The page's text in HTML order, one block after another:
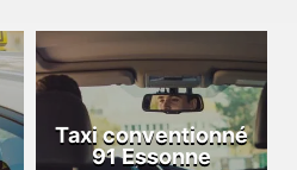
Taxi conventionné
91 Essonne